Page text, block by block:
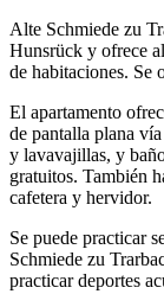
Alte Schmiede zu
Hunsrück y ofrece
de habitaciones. Se
El apartamento
de pantalla plana
y lavavajillas, y
gratuitos. También
cafetera y hervidor.
Se puede practicar
Schmiede zu
practicar deportes